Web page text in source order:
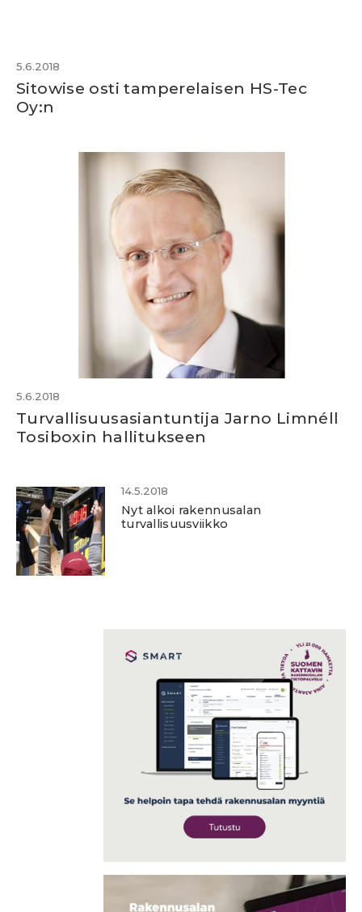
5.6.2018
Sitowise osti tamperelaisen HS-Tec
Oy:n
5.6.2018
Turvallisuusasiantuntija Jarno Limnéll
Tosiboxin hallitukseen
14.5.2018
Nyt alkoi rakennusalan
turvallisuusviikko